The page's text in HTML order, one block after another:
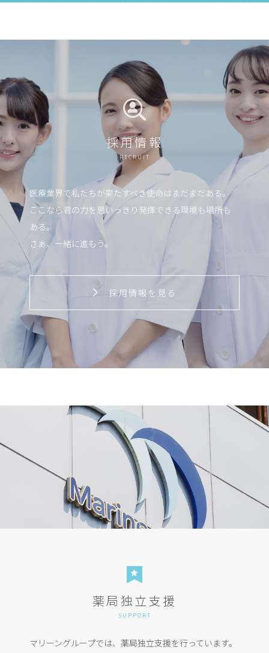
採用情報
RECRUIT
医療業界で私たちが果たすべき使命はまだまだある。
ここなら君の力を思いっきり発揮できる環境も場所も
ある。
さぁ、一緒に進もう。
採用情報を見る
薬局独立支援
SUPPORT
マリーングループでは、薬局独立支援を行っています。